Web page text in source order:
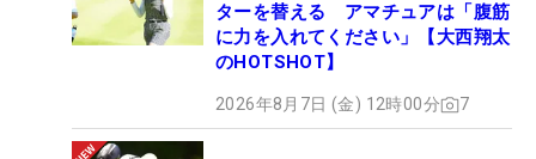
ターを替える アマチュアは「腹筋
に力を入れてください」【大西翔太
のHOTSHOT】
2026年8月7日 (金) 12時00分 7